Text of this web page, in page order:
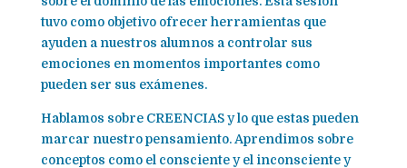
tuvo como objetivo ofrecer herramientas que
ayuden a nuestros alumnos a controlar sus
emociones en momentos importantes como
pueden ser sus exámenes.
Hablamos sobre CREENCIAS y lo que estas pueden
marcar nuestro pensamiento. Aprendimos sobre
conceptos como el consciente y el inconsciente y